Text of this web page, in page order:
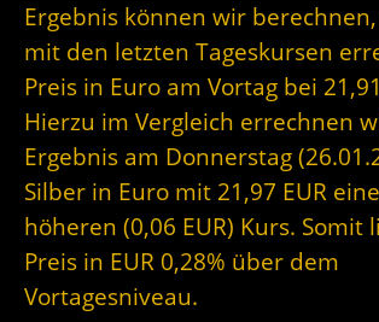
Ergebnis können wir
mit den letzten Tageskursen
Preis in Euro am Vortag bei
Hierzu im Vergleich errechnen
Ergebnis am Donnerstag
Silber in Euro mit 21,97 EUR
höheren (0,06 EUR) Kurs. Somit
Preis in EUR 0,28% über dem
Vortagesniveau.